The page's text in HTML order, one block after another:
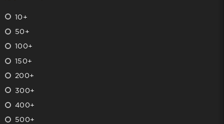
10+
50+
100+
150+
200+
300+
400+
500+